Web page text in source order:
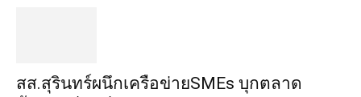
สส.สุรินทร์ผนึกเครือข่ายSMEs บุกตลาด